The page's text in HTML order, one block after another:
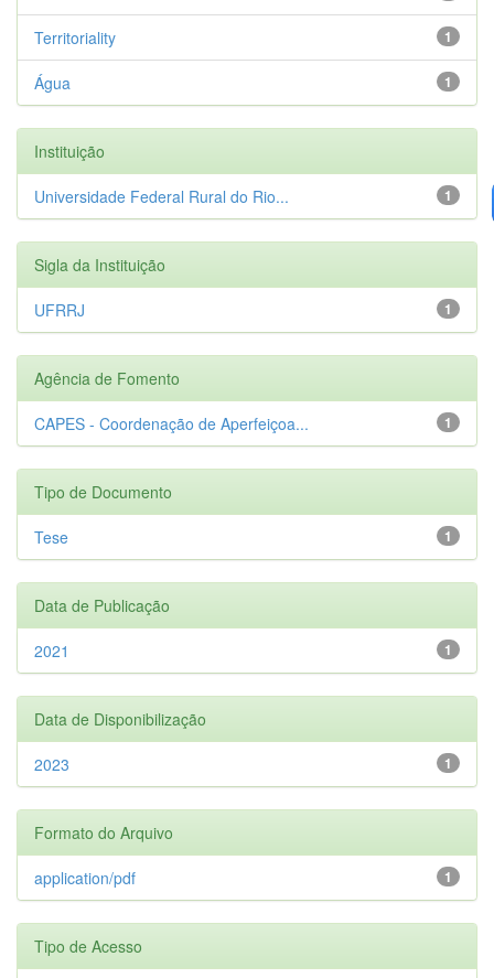
1
Territoriality
1
Água
Instituição
1
Universidade Federal Rural do Rio...
Sigla da Instituição
1
UFRRJ
Agência de Fomento
1
CAPES - Coordenação de Aperfeiçoa...
Tipo de Documento
1
Tese
Data de Publicação
1
2021
Data de Disponibilização
1
2023
Formato do Arquivo
1
application/pdf
Tipo de Acesso